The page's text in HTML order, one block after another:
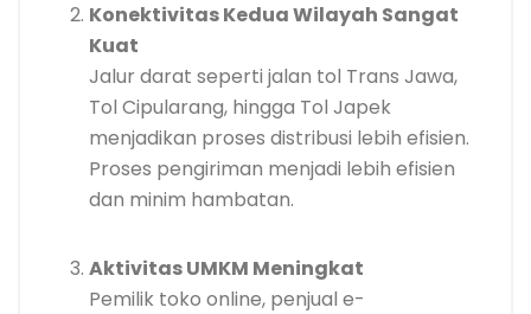
Konektivitas Kedua Wilayah Sangat
Kuat
Jalur darat seperti jalan tol Trans Jawa,
Tol Cipularang, hingga Tol Japek
menjadikan proses distribusi lebih efisien.
Proses pengiriman menjadi lebih efisien
dan minim hambatan.
Aktivitas UMKM Meningkat
Pemilik toko online, penjual e-